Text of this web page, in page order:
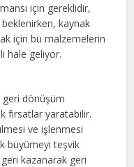
için gereklidir,
beklenirken, kaynak
için bu malzemelerin
hale geliyor.
dönüşüm
fırsatlar yaratabilir.
ve işlenmesi
büyümeyi teşvik
kazanarak geri